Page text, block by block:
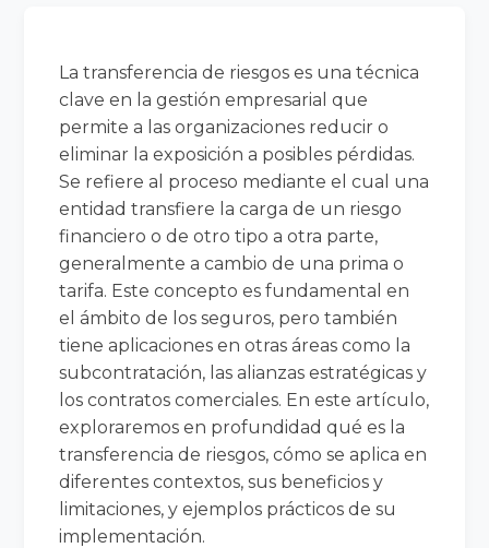
La transferencia de riesgos es una técnica
clave en la gestión empresarial que
permite a las organizaciones reducir o
eliminar la exposición a posibles pérdidas.
Se refiere al proceso mediante el cual una
entidad transfiere la carga de un riesgo
financiero o de otro tipo a otra parte,
generalmente a cambio de una prima o
tarifa. Este concepto es fundamental en
el ámbito de los seguros, pero también
tiene aplicaciones en otras áreas como la
subcontratación, las alianzas estratégicas y
los contratos comerciales. En este artículo,
exploraremos en profundidad qué es la
transferencia de riesgos, cómo se aplica en
diferentes contextos, sus beneficios y
limitaciones, y ejemplos prácticos de su
implementación.